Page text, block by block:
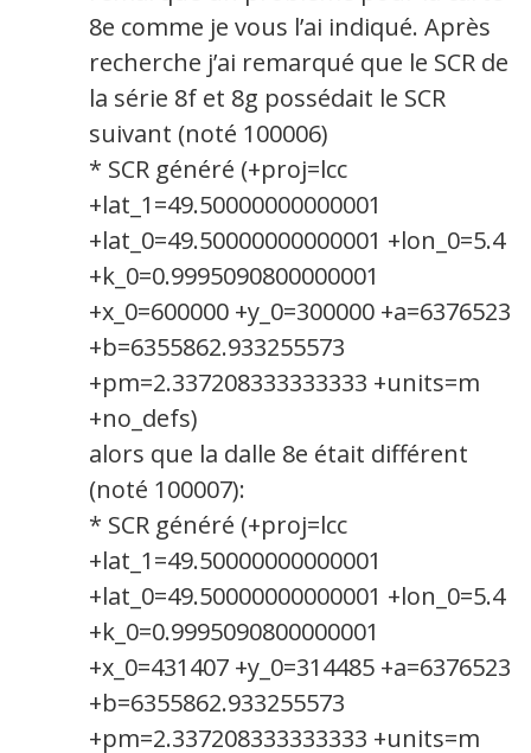
8e comme je vous l’ai indiqué. Après
recherche j’ai remarqué que le SCR de
la série 8f et 8g possédait le SCR
suivant (noté 100006)
* SCR généré (+proj=lcc
+lat_1=49.50000000000001
+lat_0=49.50000000000001 +lon_0=5.4
+k_0=0.9995090800000001
+x_0=600000 +y_0=300000 +a=6376523
+b=6355862.933255573
+pm=2.337208333333333 +units=m
+no_defs)
alors que la dalle 8e était différent
(noté 100007):
* SCR généré (+proj=lcc
+lat_1=49.50000000000001
+lat_0=49.50000000000001 +lon_0=5.4
+k_0=0.9995090800000001
+x_0=431407 +y_0=314485 +a=6376523
+b=6355862.933255573
+pm=2.337208333333333 +units=m